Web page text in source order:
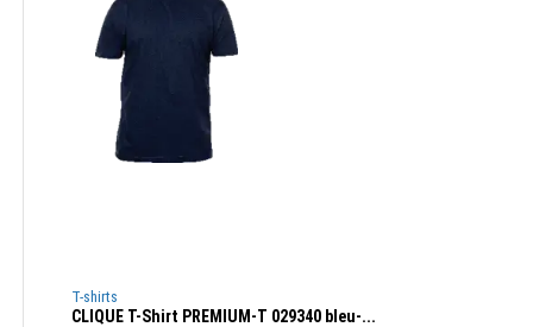
T-shirts
CLIQUE T-Shirt PREMIUM-T 029340 bleu-...